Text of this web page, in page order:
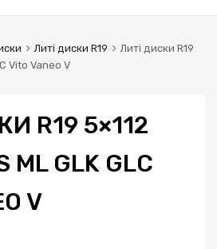
Литі диски R19
Литі диски R19
Vito Vaneo V
R19 5×112
ML GLK GLC
V